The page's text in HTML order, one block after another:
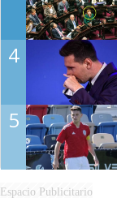
4
5
Espacio Publicitario